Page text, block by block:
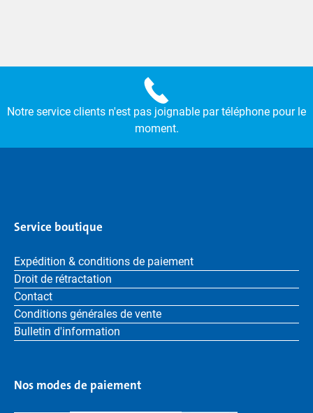
Notre service clients n'est pas joignable par téléphone pour le
moment.
Service boutique
Expédition & conditions de paiement
Droit de rétractation
Contact
Conditions générales de vente
Bulletin d'information
Nos modes de paiement